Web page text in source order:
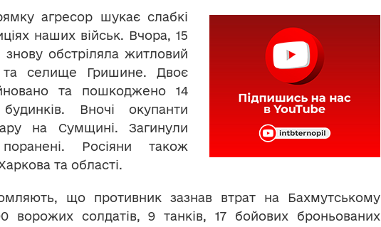
агресор шукає слабкі
наших військ. Вчора, 15
знову обстріляла житловий
та селище Гришине. Двоє
та пошкоджено 14
Вночі окупанти
на Сумщині. Загинули
Росіяни також
та області.
що противник зазнав втрат на Бахмутському
ворожих солдатів, 9 танків, 17 бойових броньованих